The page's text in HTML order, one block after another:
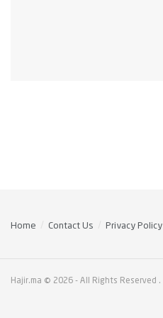
Home Contact Us Privacy Policy
Hajir.ma © 2026 - All Rights Reserved .